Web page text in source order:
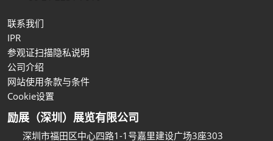
联系我们
IPR
参观证扫描隐私说明
公司介绍
网站使用条款与条件
Cookie设置
励展（深圳）展览有限公司
深圳市福田区中心四路1-1号嘉里建设广场3座303